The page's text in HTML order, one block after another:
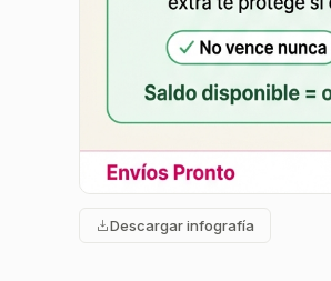
Descargar infografía